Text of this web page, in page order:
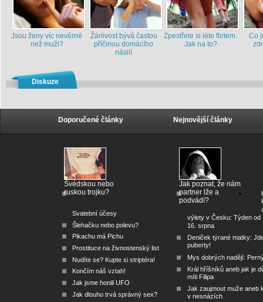
Jsou ženy víc nevěrné
než muži?
Žárlivost bývá častou
příčinou domácího
násilí
Zpestřete si léto flirtem.
Jak na to?
Co
Diskuze
Doporučené články
Švédskou nebo
ruskou trojku?
Svatební účesy
Šlehačku nebo polevu?
Pikachu má Pichu
Prostituce na živnostenský list
Nudíte se? Kupte si striptéra!
Končím náš vztah!
Jak jsme honili UFO
Jak dlouho trvá správný sex?
Nejnovější články
Jak poznat, že nám
partner lže a
podvádí?
výlety v Česku: Týden od
16. srpna
Deniček týrané matky:
puberty!
Mys dobrých nadějí:
Král hříšníků aneb jak je
míti Filipa
Jak zaujmout muže aneb
v nesnázích